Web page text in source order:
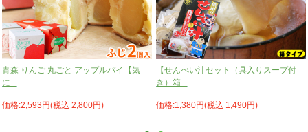
青森 りんご 丸ごと アップルパイ【気
に...
価格:2,593円(税込 2,800円)
【せんべい汁セット（具入りスープ付
き）箱...
価格:1,380円(税込 1,490円)